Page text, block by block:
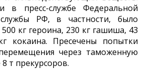
в пресс-службе Федеральной
РФ, в частности, было
кг героина, 230 кг гашиша, 43
кокаина. Пресечены попытки
через таможенную
т прекурсоров.